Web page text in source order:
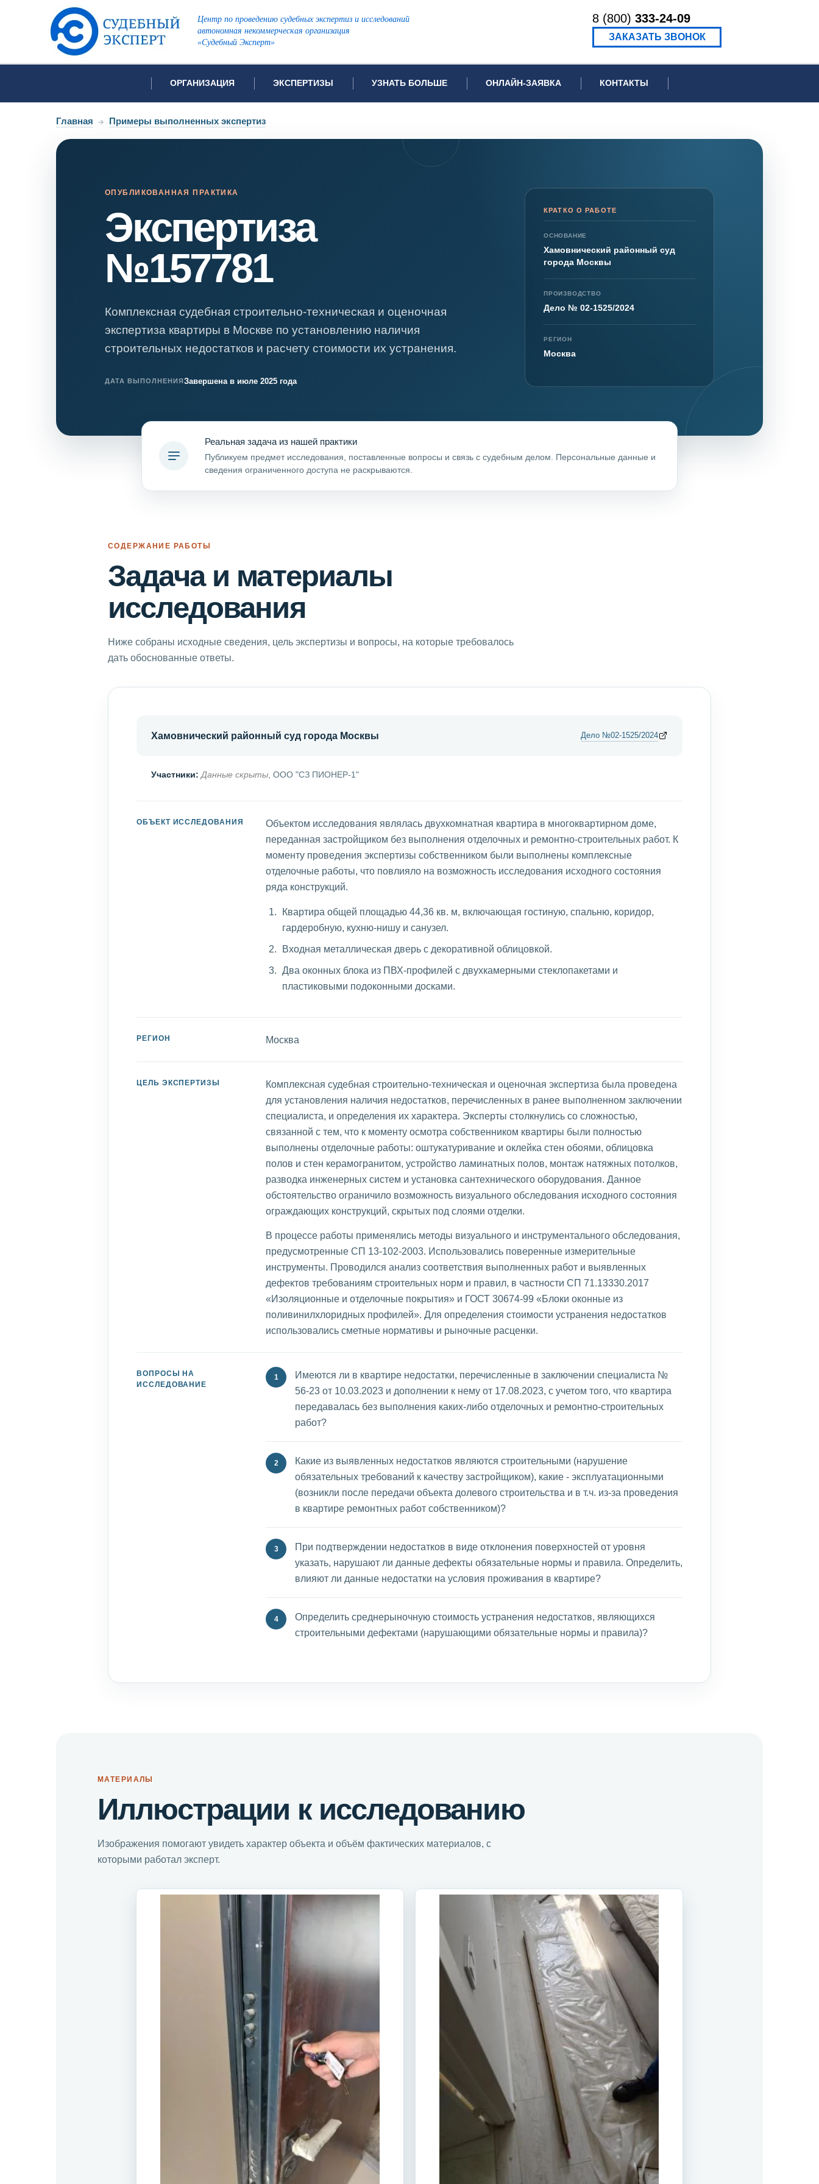
Центр по проведению судебных экспертиз и исследований
автономная некоммерческая организация
«Судебный Эксперт»
8 (800) 333-24-09
ЗАКАЗАТЬ ЗВОНОК
ОРГАНИЗАЦИЯ
Об организации
Лицензии и аккредитации
Для СМИ
Политика конфиденциальности
ЭКСПЕРТИЗЫ
Список всех видов проводимых экспертиз
Видеотехническая экспертиза
Лингвистическая экспертиза
Оценочная экспертиза
Пожарно-техническая экспертиза
Психиатрическая экспертиза
Фоноскопическая экспертиза
Химическая экспертиза
Экономическая экспертиза
Экспертиза давности создания документа
УЗНАТЬ БОЛЬШЕ
Видео
Частые вопросы
ОНЛАЙН-ЗАЯВКА
Заявка на проведение экспертизы
КОНТАКТЫ
Главная → Примеры выполненных экспертиз
ОПУБЛИКОВАННАЯ ПРАКТИКА
Экспертиза
№157781
Комплексная судебная строительно-техническая и оценочная
экспертиза квартиры в Москве по установлению наличия
строительных недостатков и расчету стоимости их устранения.
ДАТА ВЫПОЛНЕНИЯЗавершена в июле 2025 года
КРАТКО О РАБОТЕ
ОСНОВАНИЕ
Хамовнический районный суд
города Москвы
ПРОИЗВОДСТВО
Дело № 02-1525/2024
РЕГИОН
Москва
Реальная задача из нашей практики
Публикуем предмет исследования, поставленные вопросы и связь с судебным делом. Персональные данные и
сведения ограниченного доступа не раскрываются.
СОДЕРЖАНИЕ РАБОТЫ
Задача и материалы
исследования
Ниже собраны исходные сведения, цель экспертизы и вопросы, на которые требовалось
дать обоснованные ответы.
Хамовнический районный суд города Москвы Дело №02-1525/2024
Участники: Данные скрыты , ООО "СЗ ПИОНЕР-1"
ОБЪЕКТ ИССЛЕДОВАНИЯ
Объектом исследования являлась двухкомнатная квартира в многоквартирном доме,
переданная застройщиком без выполнения отделочных и ремонтно-строительных работ. К
моменту проведения экспертизы собственником были выполнены комплексные
отделочные работы, что повлияло на возможность исследования исходного состояния
ряда конструкций.
Квартира общей площадью 44,36 кв. м, включающая гостиную, спальню, коридор,
гардеробную, кухню-нишу и санузел.
Входная металлическая дверь с декоративной облицовкой.
Два оконных блока из ПВХ-профилей с двухкамерными стеклопакетами и
пластиковыми подоконными досками.
РЕГИОН Москва
ЦЕЛЬ ЭКСПЕРТИЗЫ
Комплексная судебная строительно-техническая и оценочная экспертиза была проведена
для установления наличия недостатков, перечисленных в ранее выполненном заключении
специалиста, и определения их характера. Эксперты столкнулись со сложностью,
связанной с тем, что к моменту осмотра собственником квартиры были полностью
выполнены отделочные работы: оштукатуривание и оклейка стен обоями, облицовка
полов и стен керамогранитом, устройство ламинатных полов, монтаж натяжных потолков,
разводка инженерных систем и установка сантехнического оборудования. Данное
обстоятельство ограничило возможность визуального обследования исходного состояния
ограждающих конструкций, скрытых под слоями отделки.
В процессе работы применялись методы визуального и инструментального обследования,
предусмотренные СП 13-102-2003. Использовались поверенные измерительные
инструменты. Проводился анализ соответствия выполненных работ и выявленных
дефектов требованиям строительных норм и правил, в частности СП 71.13330.2017
«Изоляционные и отделочные покрытия» и ГОСТ 30674-99 «Блоки оконные из
поливинилхлоридных профилей». Для определения стоимости устранения недостатков
использовались сметные нормативы и рыночные расценки.
ВОПРОСЫ НА
ИССЛЕДОВАНИЕ
Имеются ли в квартире недостатки, перечисленные в заключении специалиста №
56-23 от 10.03.2023 и дополнении к нему от 17.08.2023, с учетом того, что квартира
передавалась без выполнения каких-либо отделочных и ремонтно-строительных
работ?
Какие из выявленных недостатков являются строительными (нарушение
обязательных требований к качеству застройщиком), какие - эксплуатационными
(возникли после передачи объекта долевого строительства и в т.ч. из-за проведения
в квартире ремонтных работ собственником)?
При подтверждении недостатков в виде отклонения поверхностей от уровня
указать, нарушают ли данные дефекты обязательные нормы и правила. Определить,
влияют ли данные недостатки на условия проживания в квартире?
Определить среднерыночную стоимость устранения недостатков, являющихся
строительными дефектами (нарушающими обязательные нормы и правила)?
МАТЕРИАЛЫ
Иллюстрации к исследованию
Изображения помогают увидеть характер объекта и объём фактических материалов, с
которыми работал эксперт.